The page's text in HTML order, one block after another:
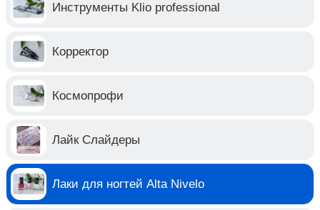
Инструменты Klio professional
Корректор
Космопрофи
Лайк Слайдеры
Лаки для ногтей Alta Nivelo